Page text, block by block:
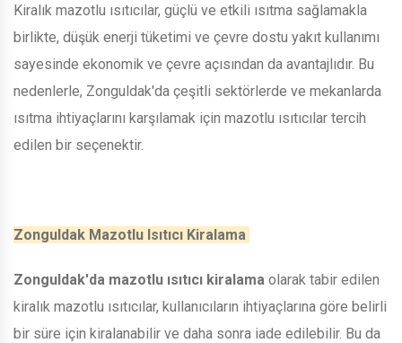
Kiralık mazotlu ısıtıcılar, güçlü ve etkili ısıtma sağlamakla
birlikte, düşük enerji tüketimi ve çevre dostu yakıt kullanımı
sayesinde ekonomik ve çevre açısından da avantajlıdır. Bu
nedenlerle, Zonguldak'da çeşitli sektörlerde ve mekanlarda
ısıtma ihtiyaçlarını karşılamak için mazotlu ısıtıcılar tercih
edilen bir seçenektir.
Zonguldak Mazotlu Isıtıcı Kiralama
Zonguldak'da mazotlu ısıtıcı kiralama olarak tabir edilen
kiralık mazotlu ısıtıcılar, kullanıcıların ihtiyaçlarına göre belirli
bir süre için kiralanabilir ve daha sonra iade edilebilir. Bu da